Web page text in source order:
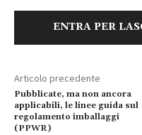
ENTRA PER
Articolo precedente
Pubblicate, ma non ancora
applicabili, le linee guida sul
regolamento imballaggi
(PPWR)